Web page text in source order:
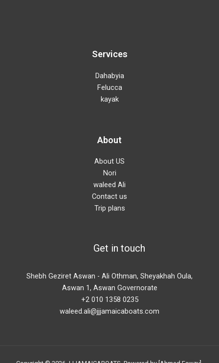
Services
Dahabyia
Felucca
kayak
About
About US
Nori
waleed Ali
Contact us
Trip plans
Get in touch
Shebh Geziret Aswan - Ali Othman, Sheyakhah Oula,
Aswan 1, Aswan Governorate
+2 010 1358 0235
waleed.ali@jjjamaicaboats.com